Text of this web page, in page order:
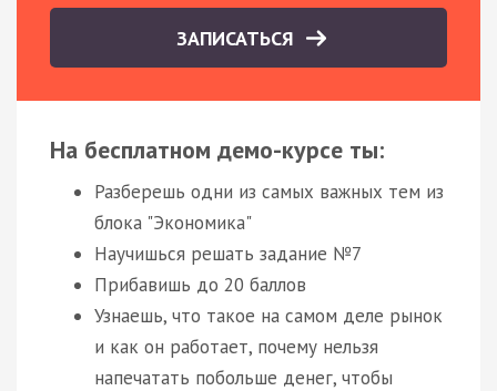
ЗАПИСАТЬСЯ
На бесплатном демо-курсе ты:
Разберешь одни из самых важных тем из
блока "Экономика"
Научишься решать задание №7
Прибавишь до 20 баллов
Узнаешь, что такое на самом деле рынок
и как он работает, почему нельзя
напечатать побольше денег, чтобы